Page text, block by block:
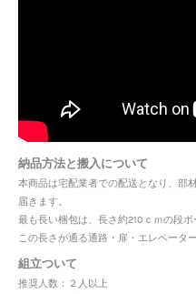
納品方法と搬入について
本商品は宅配業者での配送となり、部
届きます。
最も長い梱包は、長さ約210ｃｍの段ボ
この長さが通る通路・扉・エレベータ
組立ついて
推奨人数：２人以上